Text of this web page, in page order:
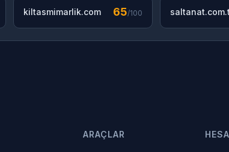
kiltasmimarlik.com 65/100
ARAÇLAR